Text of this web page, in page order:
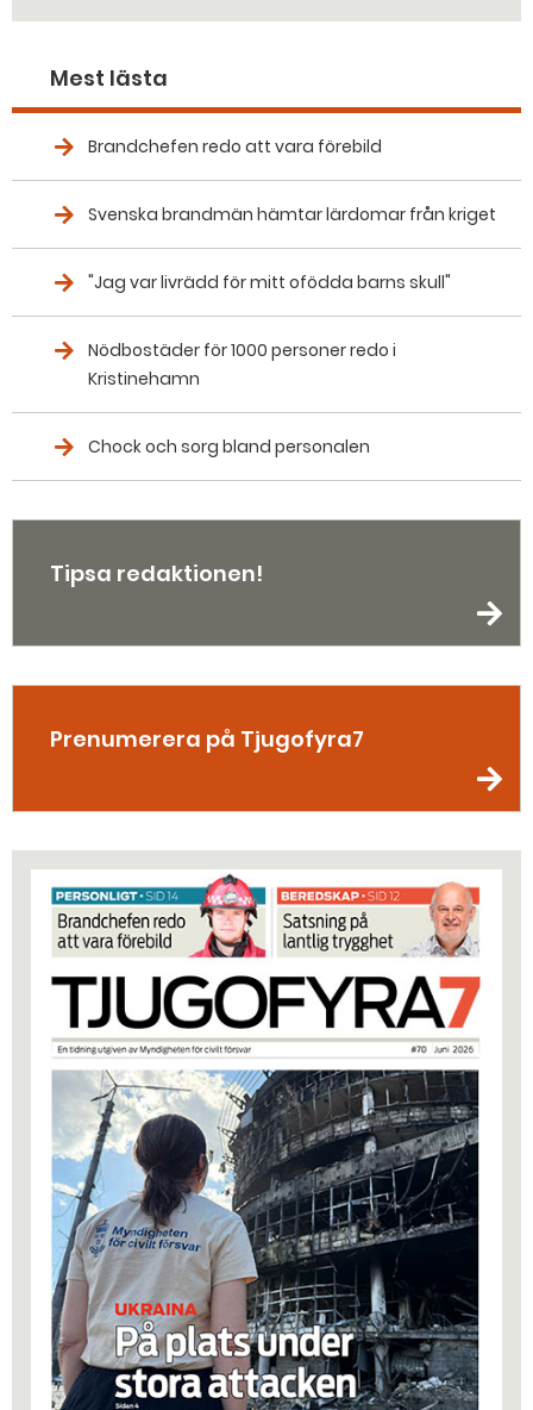
Mest lästa
Brandchefen redo att vara förebild
Svenska brandmän hämtar lärdomar från kriget
"Jag var livrädd för mitt ofödda barns skull"
Nödbostäder för 1000 personer redo i
Kristinehamn
Chock och sorg bland personalen
Tipsa redaktionen!
Prenumerera på Tjugofyra7